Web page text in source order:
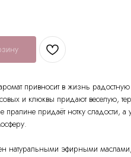
привносит в жизнь
и клюквы придают веселую,
пралине придаёт нотку сладости,
натуральными эфирными